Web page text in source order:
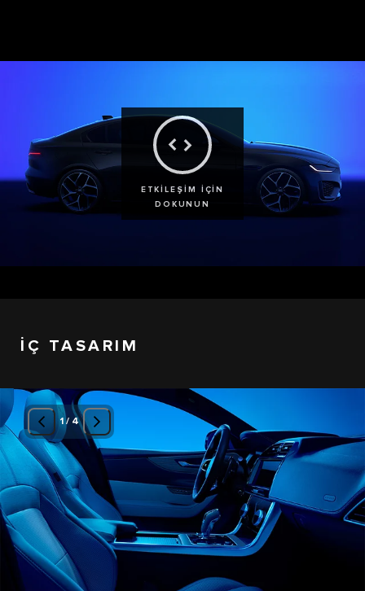
ETKİLEŞİM İÇİN
DOKUNUN
İÇ TASARIM
1/ 4